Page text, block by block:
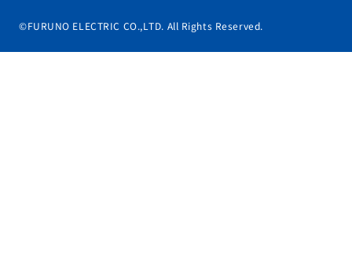
©FURUNO ELECTRIC CO.,LTD. All Rights Reserved.